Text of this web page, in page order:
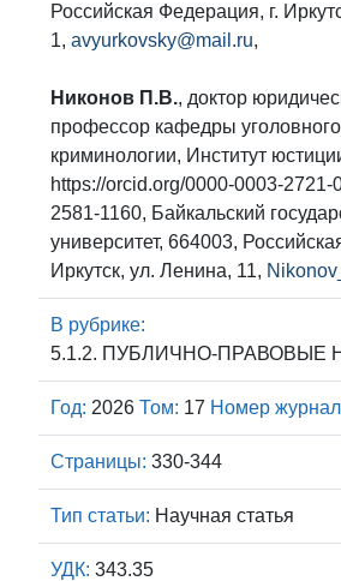
Российская Федерация, г.
1, avyurkovsky@mail.ru,
Никонов П.В., доктор
профессор кафедры
криминологии, Институт
https://orcid.org/0000-0003-2721-
2581-1160, Байкальский
университет, 664003,
Иркутск, ул. Ленина, 11,
В рубрике:
5.1.2. ПУБЛИЧНО-ПРАВОВЫЕ
Год: 2026 Том: 17 Номер
Страницы: 330-344
Тип статьи: Научная статья
УДК: 343.35